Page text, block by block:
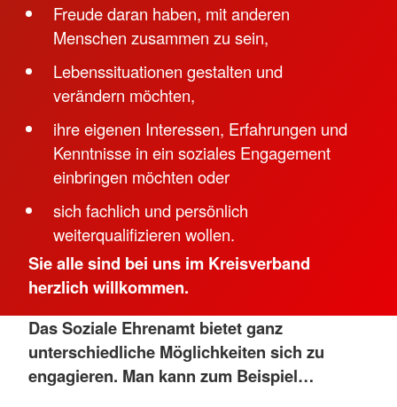
Freude daran haben, mit anderen
Menschen zusammen zu sein,
Lebenssituationen gestalten und
verändern möchten,
ihre eigenen Interessen, Erfahrungen und
Kenntnisse in ein soziales Engagement
einbringen möchten oder
sich fachlich und persönlich
weiterqualifizieren wollen.
Sie alle sind bei uns im Kreisverband
herzlich willkommen.
Das Soziale Ehrenamt bietet ganz
unterschiedliche Möglichkeiten sich zu
engagieren. Man kann zum Beispiel…